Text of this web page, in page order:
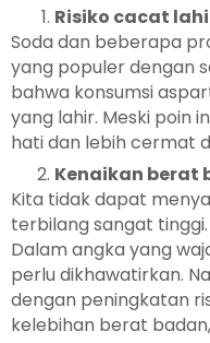
Risiko cacat
Soda dan beberapa
yang populer dengan
bahwa konsumsi
yang lahir. Meski poin
hati dan lebih cermat
Kenaikan berat
Kita tidak dapat
terbilang sangat
Dalam angka yang
perlu dikhawatirkan.
dengan peningkatan
kelebihan berat